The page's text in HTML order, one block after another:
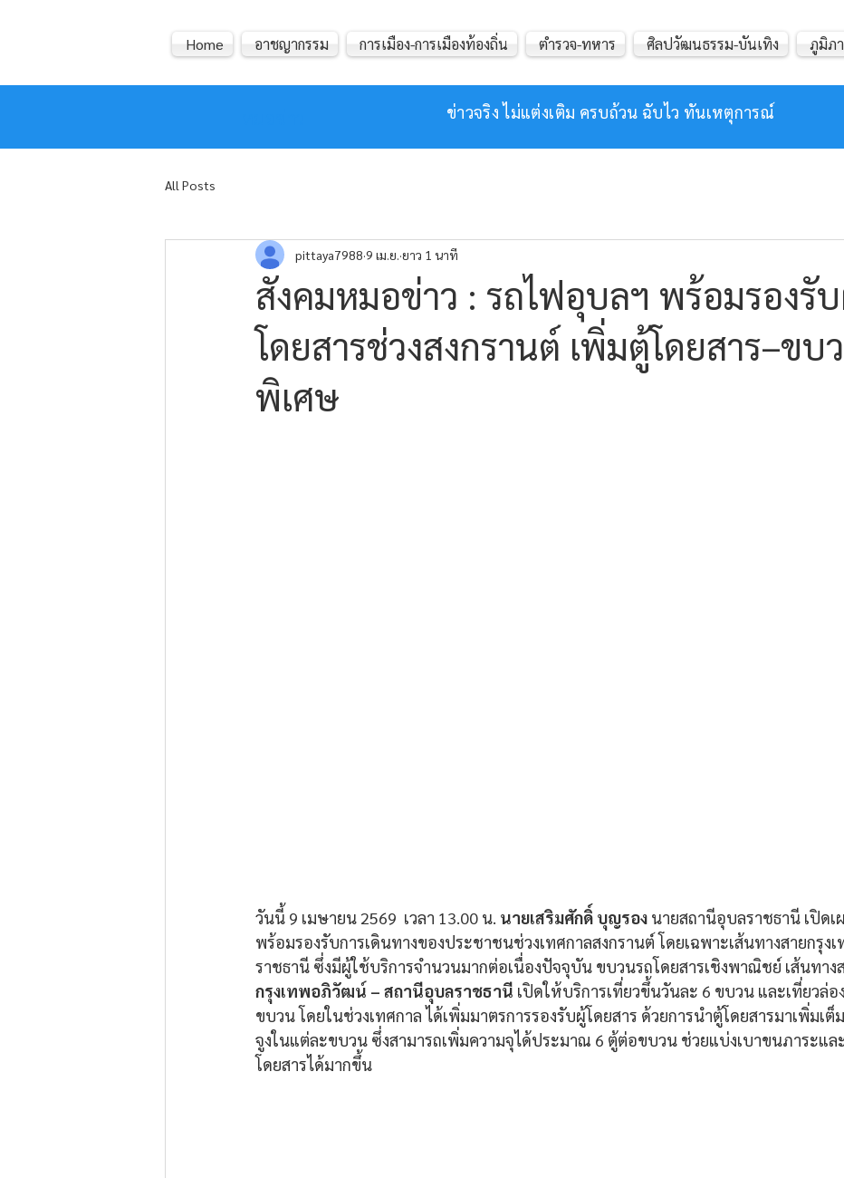
ข่าวจริง ไม่แต่งเติม ครบถ้วน ฉับไว ทันเหตุการณ์
Home อาชญากรรม การเมือง-การเมืองท้องถิ่น ตำรวจ-ทหาร ศิลปวัฒนธรรม-บันเทิง ภูมิภ
All Posts
สังคมหมอข่าว : รถไฟอุบลฯ พร้อมรองรั
โดยสารช่วงสงกรานต์ เพิ่มตู้โดยสาร–ขบ
พิเศษ
pittaya7988 9 เม.ย. ยาว 1 นาที
วันนี้ 9 เมษายน 2569  เวลา 13.00 น. นายเสริมศักดิ์ บุญรอง นายสถานีอุบลราชธานี เปิดเ
พร้อมรองรับการเดินทางของประชาชนช่วงเทศกาลสงกรานต์ โดยเฉพาะเส้นทางสายกรุง
ราชธานี ซึ่งมีผู้ใช้บริการจำนวนมากต่อเนื่องปัจจุบัน ขบวนรถโดยสารเชิงพาณิชย์ เส้นทาง
กรุงเทพอภิวัฒน์ – สถานีอุบลราชธานี เปิดให้บริการเที่ยวขึ้นวันละ 6 ขบวน และเที่ยวล่อ
ขบวน โดยในช่วงเทศกาล ได้เพิ่มมาตรการรองรับผู้โดยสาร ด้วยการนำตู้โดยสารมาเพิ่มเต็
จูงในแต่ละขบวน ซึ่งสามารถเพิ่มความจุได้ประมาณ 6 ตู้ต่อขบวน ช่วยแบ่งเบาขนภาระแล
โดยสารได้มากขึ้น